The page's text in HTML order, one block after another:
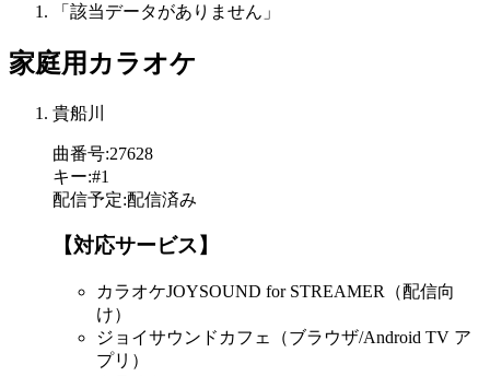
「該当データがありません」
家庭用カラオケ
貴船川
曲番号:27628
キー:#1
配信予定:配信済み
【対応サービス】
カラオケJOYSOUND for STREAMER（配信向
け）
ジョイサウンドカフェ（ブラウザ/Android TV ア
プリ）